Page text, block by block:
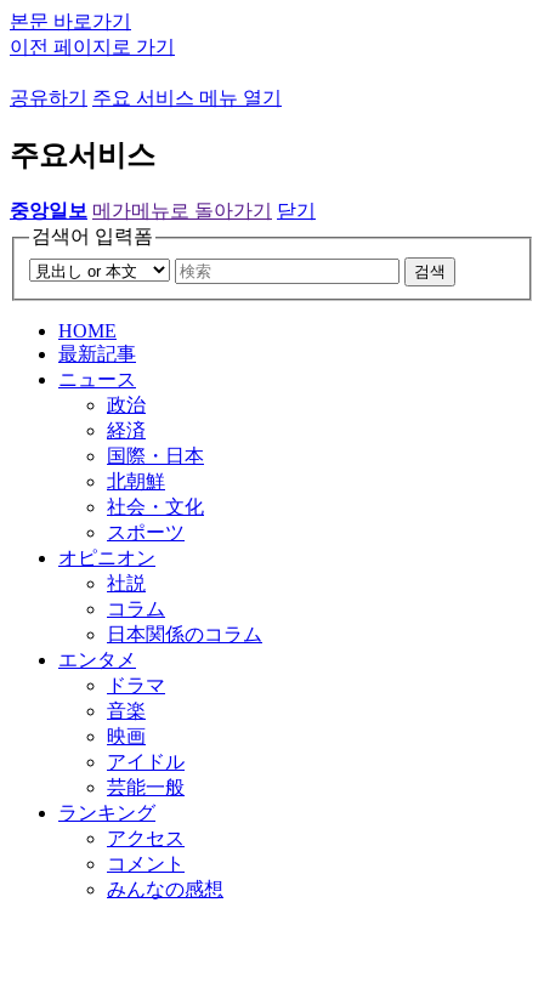
본문 바로가기
이전 페이지로 가기
공유하기 주요 서비스 메뉴 열기
주요서비스
중앙일보 메가메뉴로 돌아가기
닫기
검색어 입력폼
검색
HOME
最新記事
ニュース
政治
経済
国際・日本
北朝鮮
社会・文化
スポーツ
オピニオン
社説
コラム
日本関係のコラム
エンタメ
ドラマ
音楽
映画
アイドル
芸能一般
ランキング
アクセス
コメント
みんなの感想